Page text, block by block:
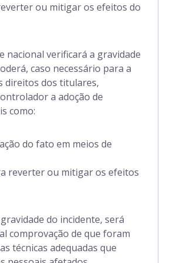
ou mitigar os efeitos do
nacional verificará a gravidade
caso necessário para a
direitos dos titulares,
a adoção de
como:
do fato em meios de
reverter ou mitigar os efeitos
do incidente, será
comprovação de que foram
técnicas adequadas que